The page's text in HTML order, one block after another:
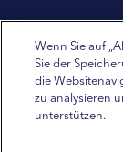
BIOLIFE is a
Wenn Sie auf
Sie der
die
zu analysieren
unterstützen.